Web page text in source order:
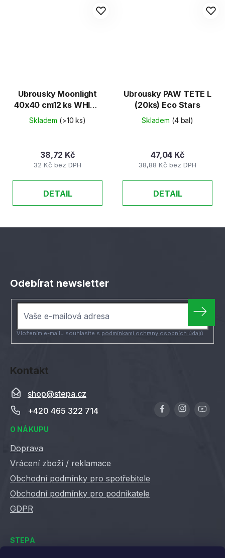
Ubrousky Moonlight
40x40 cm12 ks WHITE
- AIRLAID (kód 069)
Skladem (>10 ks)
32 Kč bez DPH
38,72 Kč
DETAIL
Ubrousky PAW TETE L
(20ks) Eco Stars
Skladem (4 bal)
38,88 Kč bez DPH
47,04 Kč
DETAIL
Kontakt
shop@stepa.cz
+420 465 322 714
O NÁKUPU
Doprava
Vrácení zboží / reklamace
Obchodní podmínky pro spotřebitele
Obchodní podmínky pro podnikatele
GDPR
STEPA
Odebírat newsletter
Vložením e-mailu souhlasíte s podmínkami ochrany osobních údajů